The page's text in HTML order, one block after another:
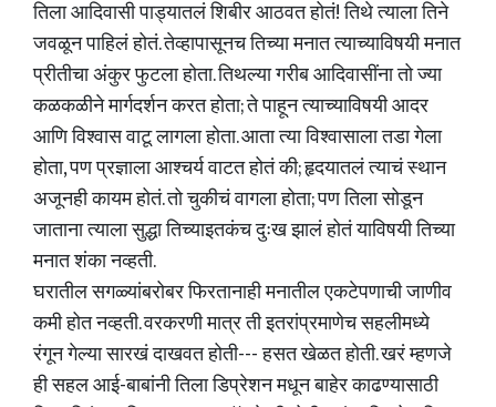
तिला आदिवासी पाड्यातलं शिबीर आठवत होतं! तिथे त्याला तिने
जवळून पाहिलं होतं. तेव्हापासूनच तिच्या मनात त्याच्याविषयी मनात
प्रीतीचा अंकुर फुटला होता. तिथल्या गरीब आदिवासींना तो ज्या
कळकळीने मार्गदर्शन करत होता; ते पाहून त्याच्याविषयी आदर
आणि विश्वास वाटू लागला होता. आता त्या विश्वासाला तडा गेला
होता, पण प्रज्ञाला आश्चर्य वाटत होतं की; हृदयातलं त्याचं स्थान
अजूनही कायम होतं. तो चुकीचं वागला होता; पण तिला सोडून
जाताना त्याला सुद्धा तिच्याइतकंच दुःख झालं होतं याविषयी तिच्या
मनात शंका नव्हती.
घरातील सगळ्यांबरोबर फिरतानाही मनातील एकटेपणाची जाणीव
कमी होत नव्हती. वरकरणी मात्र ती इतरांप्रमाणेच सहलीमध्ये
रंगून गेल्या सारखं दाखवत होती--- हसत खेळत होती. खरं म्हणजे
ही सहल आई-बाबांनी तिला डिप्रेशन मधून बाहेर काढण्यासाठी